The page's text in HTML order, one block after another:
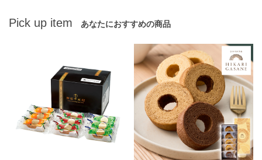
Pick up item あなたにおすすめの商品